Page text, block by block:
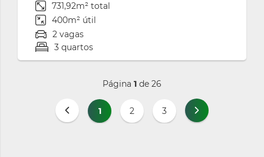
731,92m² total
400m² útil
2 vagas
3 quartos
Página 1 de 26
1 2 3